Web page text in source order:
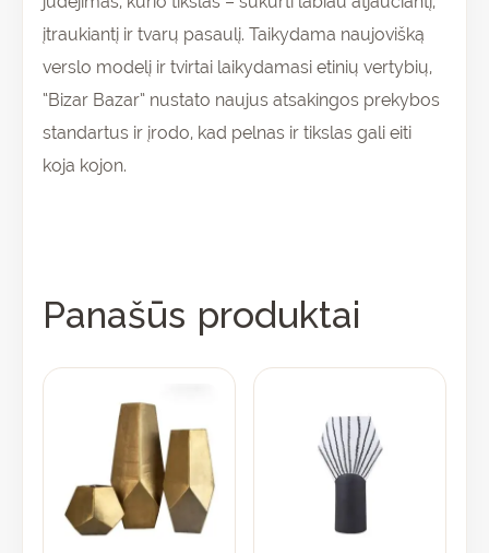
įtraukiantį ir tvarų pasaulį. Taikydama naujovišką
verslo modelį ir tvirtai laikydamasi etinių vertybių,
“Bizar Bazar” nustato naujus atsakingos prekybos
standartus ir įrodo, kad pelnas ir tikslas gali eiti
koja kojon.
Panašūs produktai
multiple
variants.
The
options